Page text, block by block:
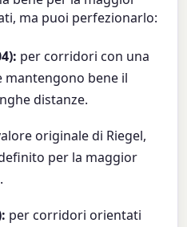
ma puoi perfezionarlo:
per corridori con una
mantengono bene il
distanze.
originale di Riegel,
per la maggior
per corridori orientati